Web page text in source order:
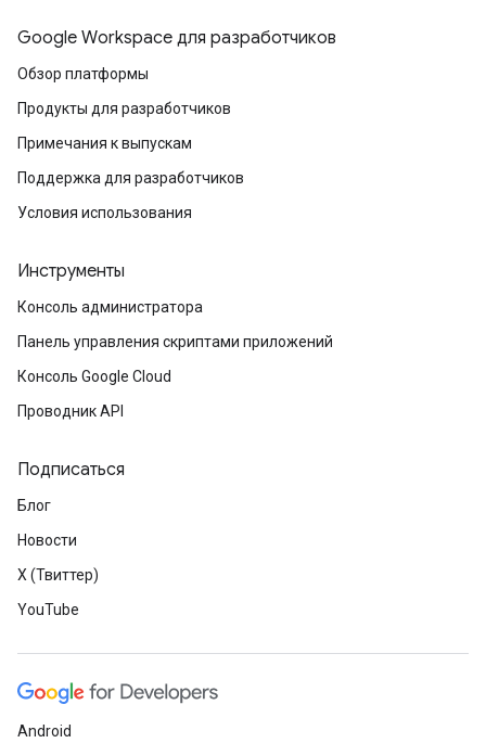
Google Workspace для разработчиков
Обзор платформы
Продукты для разработчиков
Примечания к выпускам
Поддержка для разработчиков
Условия использования
Инструменты
Консоль администратора
Панель управления скриптами приложений
Консоль Google Cloud
Проводник API
Подписаться
Блог
Новости
X (Твиттер)
YouTube
Android